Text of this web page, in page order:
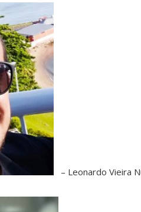
– Leonardo Vieira